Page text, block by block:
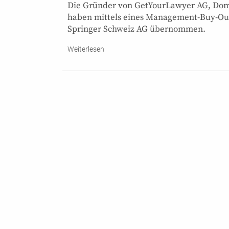
Die Gründer von GetYourLawyer AG,
haben mittels eines Management-Buy-
Springer Schweiz AG übernommen.
Weiterlesen